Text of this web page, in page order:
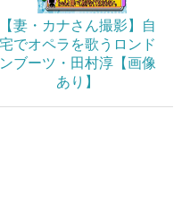
【妻・カナさん撮影】自
宅でオペラを歌うロンド
ンブーツ・田村淳【画像
あり】